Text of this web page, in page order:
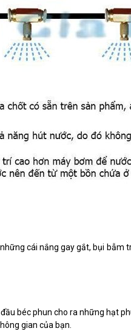
cái nắng gay gắt, bụi bẫm
béc phun cho ra những hạt
gian của bạn.